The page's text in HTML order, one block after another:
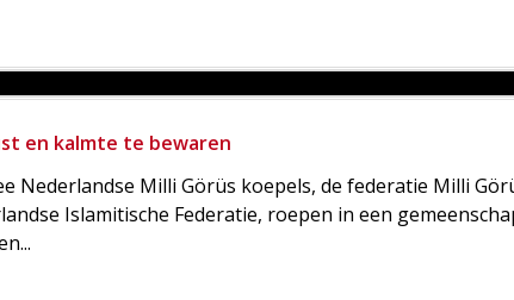
en kalmte te bewaren
Nederlandse Milli Görüs koepels, de federatie Milli
Islamitische Federatie, roepen in een